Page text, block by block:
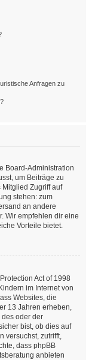
Anfragen zu
Board-Administration
um Beiträge zu
Zugriff auf
stehen: zum
an andere
Wir empfehlen dir eine
Vorteile bietet.
Act of 1998
im Internet von
Websites, die
13 Jahren erheben,
oder der
bist, ob dies auf
versuchst, zutrifft,
dass phpBB
anbieten